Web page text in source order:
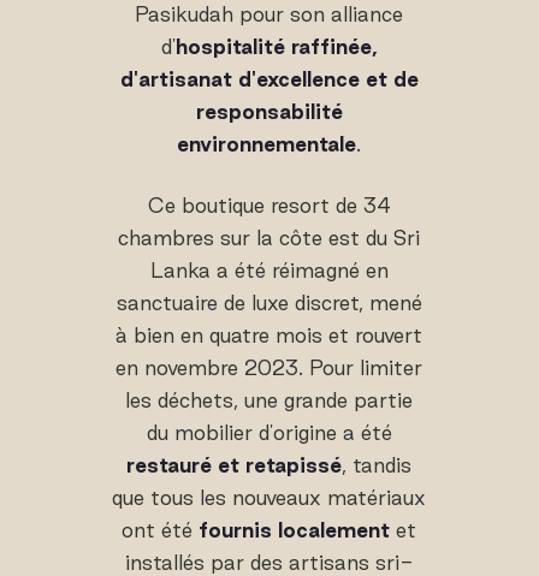
Pasikudah pour son alliance
d'hospitalité raffinée,
d'artisanat d'excellence et de
responsabilité
environnementale.
Ce boutique resort de 34
chambres sur la côte est du Sri
Lanka a été réimagné en
sanctuaire de luxe discret, mené
à bien en quatre mois et rouvert
en novembre 2023. Pour limiter
les déchets, une grande partie
du mobilier d'origine a été
restauré et retapissé, tandis
que tous les nouveaux matériaux
ont été fournis localement et
installés par des artisans sri-